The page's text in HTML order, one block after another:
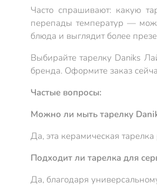
Часто спрашивают: какую
перепады температур —
блюда и выглядит более
Выбирайте тарелку Daniks
бренда. Оформите заказ
Частые вопросы:
Можно ли мыть тарелку
Да, эта керамическая
Подходит ли тарелка для
Да, благодаря